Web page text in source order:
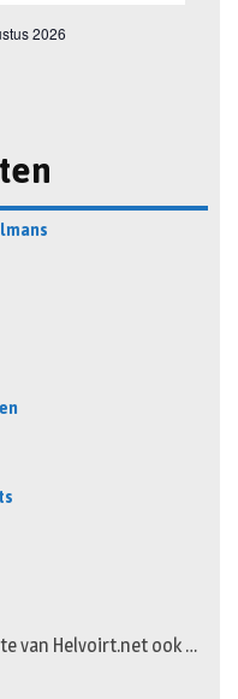
van Helvoirt.net ook …